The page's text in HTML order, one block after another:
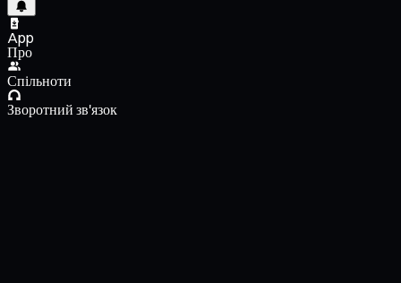
App
Про
Спільноти
Зворотний зв'язок